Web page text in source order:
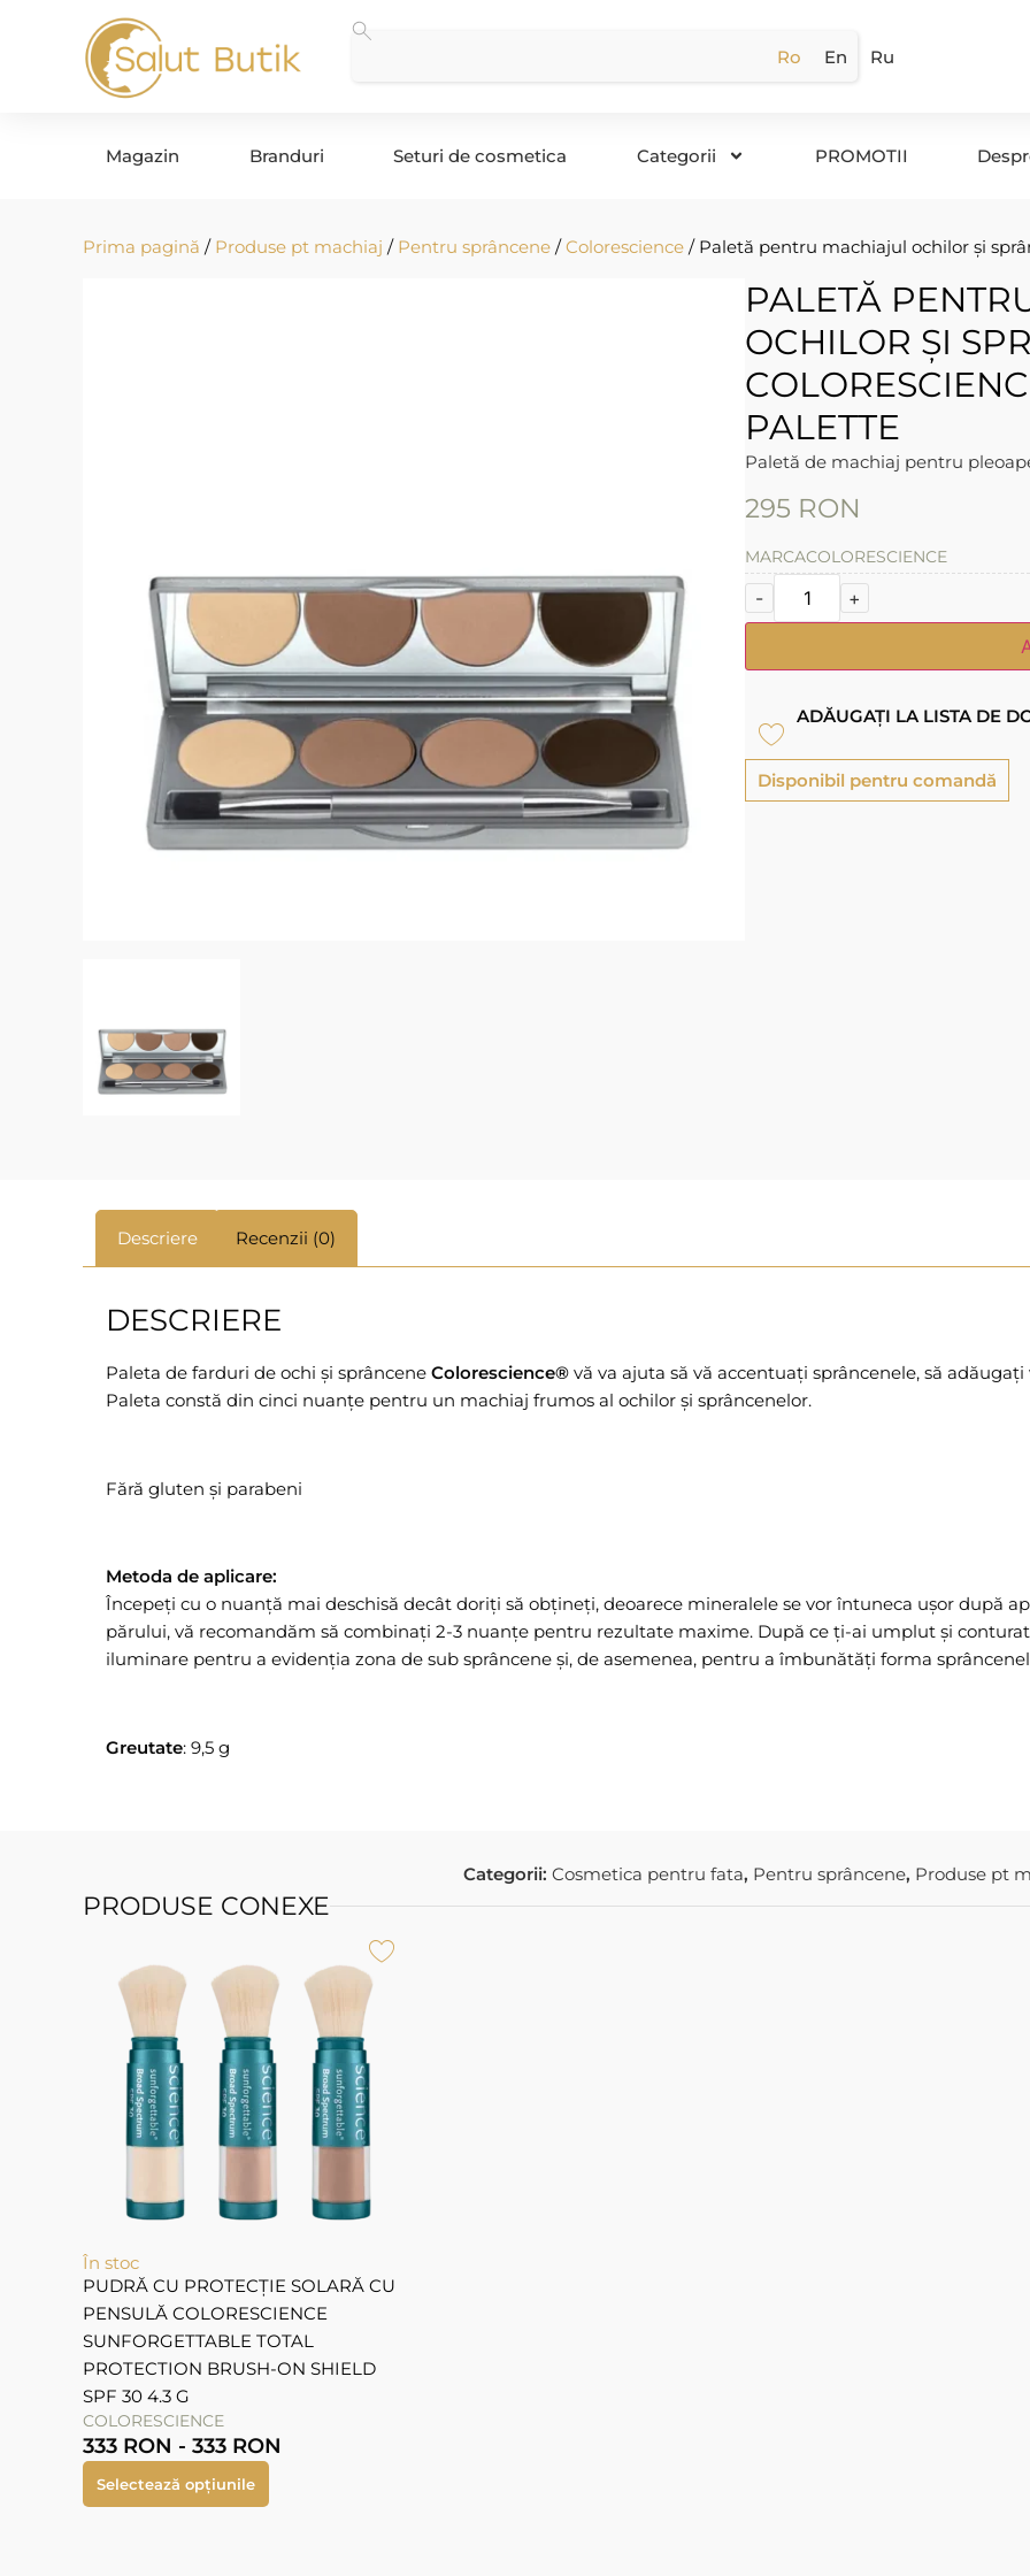
Ro En Ru
Magazin Branduri Seturi de cosmetica Categorii PROMOTII
Prima pagină / Produse pt machiaj / Pentru sprâncene /Colorescience / Paletă pentru machiajul ochilor și
PALETĂ
OCHILOR ȘI
PALETTE
Paletă de machiaj pentru
295 RON
MARCACOLORESCIENCE
- +
ADĂUGAȚI LA LISTA DE
Disponibil pentru comandă
Descriere Recenzii (0)
DESCRIERE
Paleta de farduri de ochi și sprâncene Colorescience® vă va ajuta să vă accentuați sprâncenele, să
Paleta constă din cinci nuanțe pentru un machiaj frumos al ochilor și sprâncenelor.
Fără gluten și parabeni
Metoda de aplicare:
Începeți cu o nuanță mai deschisă decât doriți să obțineți, deoarece mineralele se vor întuneca ușor după
părului, vă recomandăm să combinați 2-3 nuanțe pentru rezultate maxime. După ce ți-ai umplut și
iluminare pentru a evidenția zona de sub sprâncene și, de asemenea, pentru a îmbunătăți forma
Greutate: 9,5 g
Categorii: Cosmetica pentru fata, Pentru sprâncene, Produse pt
PRODUSE CONEXE
În stoc
PUDRĂ CU PROTECȚIE SOLARĂ CU
PENSULĂ COLORESCIENCE
SUNFORGETTABLE TOTAL
PROTECTION BRUSH-ON SHIELD
SPF 30 4.3 G
COLORESCIENCE
333 RON - 333 RON
Selectează opțiunile